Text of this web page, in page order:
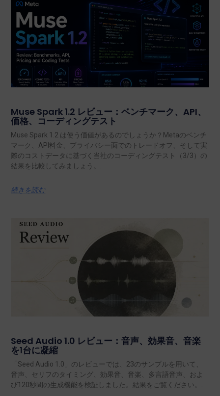
Muse Spark 1.2 レビュー：ベンチマーク、API、
価格、コーディングテスト
Muse Spark 1.2 は使う価値があるのでしょうか？Metaのベンチ
マーク、API料金、プライバシー面でのトレードオフ、そして実
際のコストデータに基づく当社のコーディングテスト（3/3）の
結果を比較してみましょう。.
続きを読む
Seed Audio 1.0 レビュー：音声、効果音、音楽
を1台に凝縮
「Seed Audio 1.0」のレビューでは、23のサンプルを用いて、
音声、セリフのタイミング、効果音、音楽、多言語音声、およ
び120秒間の生成機能を検証しました。結果をご覧ください。.